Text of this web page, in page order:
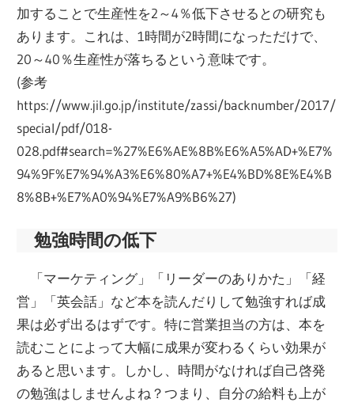
加することで生産性を2～4％低下させるとの研究も
あります。これは、1時間が2時間になっただけで、
20～40％生産性が落ちるという意味です。
(参考
https://www.jil.go.jp/institute/zassi/backnumber/2017/
special/pdf/018-
028.pdf#search=%27%E6%AE%8B%E6%A5%AD+%E7%
94%9F%E7%94%A3%E6%80%A7+%E4%BD%8E%E4%B
8%8B+%E7%A0%94%E7%A9%B6%27)
勉強時間の低下
「マーケティング」「リーダーのありかた」「経
営」「英会話」など本を読んだりして勉強すれば成
果は必ず出るはずです。特に営業担当の方は、本を
読むことによって大幅に成果が変わるくらい効果が
あると思います。しかし、時間がなければ自己啓発
の勉強はしませんよね？つまり、自分の給料も上が